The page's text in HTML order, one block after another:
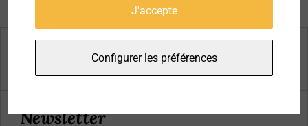
Newsletter
J'accepte
Configurer les préférences